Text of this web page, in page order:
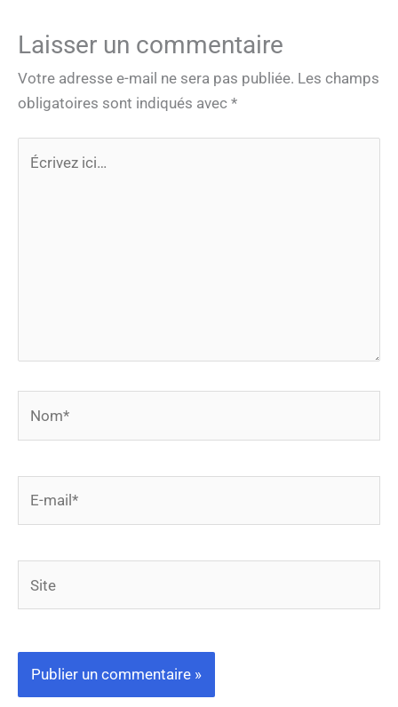
Laisser un commentaire
Votre adresse e-mail ne sera pas publiée. Les champs
obligatoires sont indiqués avec *